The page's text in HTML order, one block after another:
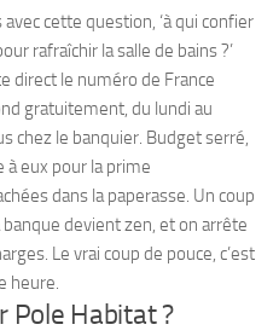
cette question, ‘à qui confier
rafraîchir la salle de bains ?’
direct le numéro de France
gratuitement, du lundi au
chez le banquier. Budget serré,
eux pour la prime
dans la paperasse. Un coup
devient zen, et on arrête
Le vrai coup de pouce, c’est
heure.
Pole Habitat ?